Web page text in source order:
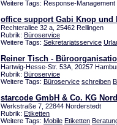
Weitere Tags: Response-
office support Gabi Knop und
Rechterallee 32 a, 25462 Rellingen
Rubrik: Büroservice
Weitere Tags: Sekretariatsservice
Reiner Tisch -
Hartwig-Hesse-Str. 53A, 20257
Rubrik: Büroservice
Weitere Tags: Büroservice schreiben
starcode GmbH & Co. KG Nord
Werkstraße 7, 22844 Norderstedt
Rubrik: Etiketten
Weitere Tags: Mobile Etiketten